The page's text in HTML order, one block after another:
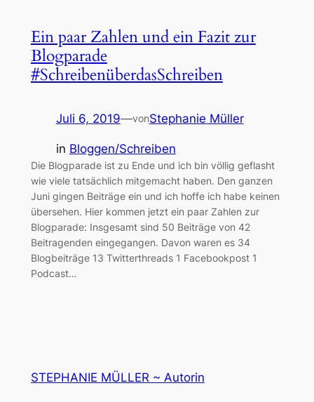
Ein paar Zahlen und ein Fazit zur
Blogparade
#SchreibenüberdasSchreiben
Juli 6, 2019—vonStephanie Müller
in Bloggen/Schreiben
Die Blogparade ist zu Ende und ich bin völlig geflasht
wie viele tatsächlich mitgemacht haben. Den ganzen
Juni gingen Beiträge ein und ich hoffe ich habe keinen
übersehen. Hier kommen jetzt ein paar Zahlen zur
Blogparade: Insgesamt sind 50 Beiträge von 42
Beitragenden eingegangen. Davon waren es 34
Blogbeiträge 13 Twitterthreads 1 Facebookpost 1
Podcast…
STEPHANIE MÜLLER ~ Autorin